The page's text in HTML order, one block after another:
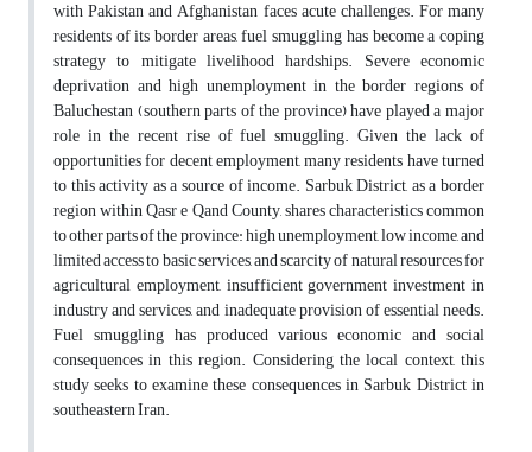
with Pakistan and Afghanistan faces acute challenges. For many
residents of its border areas, fuel smuggling has become a coping
strategy to mitigate livelihood hardships. Severe economic
deprivation and high unemployment in the border regions of
Baluchestan (southern parts of the province) have played a major
role in the recent rise of fuel smuggling. Given the lack of
opportunities for decent employment, many residents have turned
to this activity as a source of income. Sarbuk District, as a border
region within Qasr e Qand County, shares characteristics common
to other parts of the province: high unemployment, low income, and
limited access to basic services, and scarcity of natural resources for
agricultural employment, insufficient government investment in
industry and services, and inadequate provision of essential needs.
Fuel smuggling has produced various economic and social
consequences in this region. Considering the local context, this
study seeks to examine these consequences in Sarbuk District in
southeastern Iran.